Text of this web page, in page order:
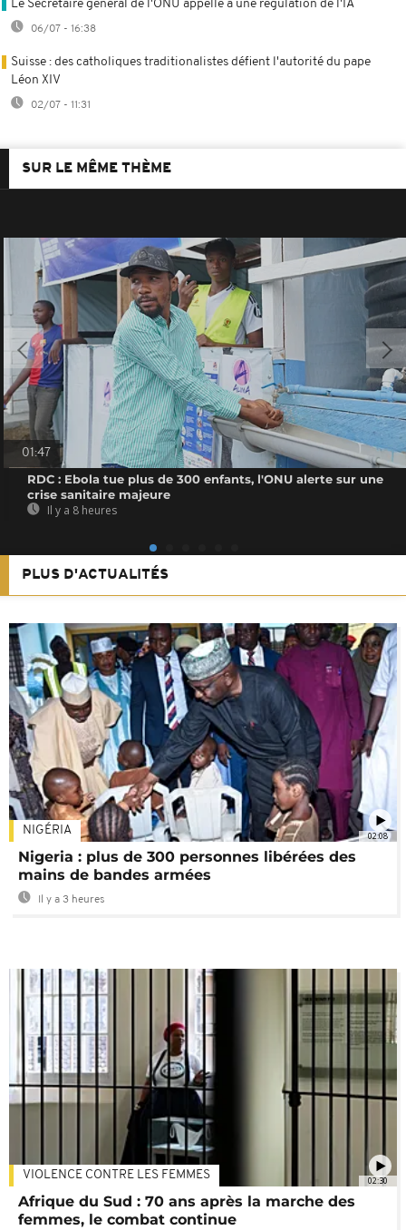
Le Secrétaire général de l'ONU appelle à une régulation de l'IA
06/07 - 16:38
Suisse : des catholiques traditionalistes défient l'autorité du pape
Léon XIV
02/07 - 11:31
SUR LE MÊME THÈME
01:47
RDC : Ebola tue plus de 300 enfants, l'ONU alerte sur une
crise sanitaire majeure
Il y a 8 heures
PLUS D'ACTUALITÉS
02:08
NIGÉRIA
Nigeria : plus de 300 personnes libérées des
mains de bandes armées
Il y a 3 heures
02:30
VIOLENCE CONTRE LES FEMMES
Afrique du Sud : 70 ans après la marche des
femmes, le combat continue